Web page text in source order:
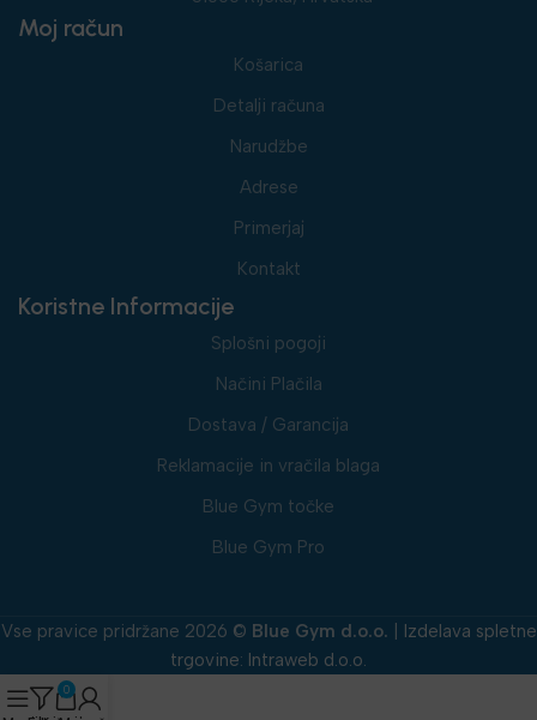
Moj račun
Košarica
Detalji računa
Narudžbe
Adrese
Primerjaj
Kontakt
Koristne Informacije
Splošni pogoji
Načini Plačila
Dostava / Garancija
Reklamacije in vračila blaga
Blue Gym točke
Blue Gym Pro
Vse pravice pridržane 2026 © Blue Gym d.o.o.
Izdelava spletne
trgovine: Intraweb d.o.o.
0